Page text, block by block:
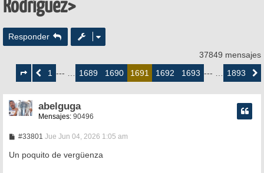
Rodríguez>
Responder
37849 mensajes
deAnterior1 --- … 1689 1690 1691 1692 1693 --- … 1893
abelguga
Mensajes: 90496
#33801 M
n
Jue Jun 04, 2026 1:05 am
Un poquito de vergüenza